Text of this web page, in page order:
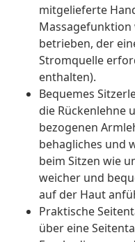
mitgelieferte
Massagefunktion
betrieben, der
Stromquelle
enthalten).
Bequemes
die Rückenlehne
bezogenen
behagliches und
beim Sitzen wie
weicher und
auf der Haut
Praktische
über eine